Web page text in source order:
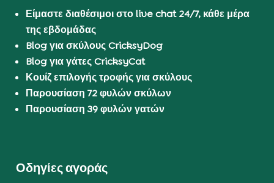
Είμαστε διαθέσιμοι στο live chat 24/7, κάθε μέρα
της εβδομάδας
Blog για σκύλους CricksyDog
Blog για γάτες CricksyCat
Κουίζ επιλογής τροφής για σκύλους
Παρουσίαση 72 φυλών σκύλων
Παρουσίαση 39 φυλών γατών
Οδηγίες αγοράς